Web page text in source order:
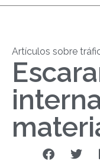
Artículos sobre